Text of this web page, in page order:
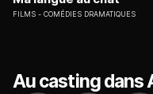
FILMS COMÉDIES DRAMATIQUES
Au casting dans